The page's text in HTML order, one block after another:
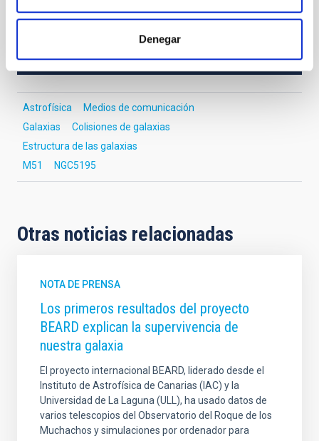
Denegar
CIENCIA Y TECNOLOGÍA
Astrofísica
Medios de comunicación
Galaxias
Colisiones de galaxias
Estructura de las galaxias
M51
NGC5195
Otras noticias relacionadas
NOTA DE PRENSA
Los primeros resultados del proyecto
BEARD explican la supervivencia de
nuestra galaxia
El proyecto internacional BEARD, liderado desde el
Instituto de Astrofísica de Canarias (IAC) y la
Universidad de La Laguna (ULL), ha usado datos de
varios telescopios del Observatorio del Roque de los
Muchachos y simulaciones por ordenador para